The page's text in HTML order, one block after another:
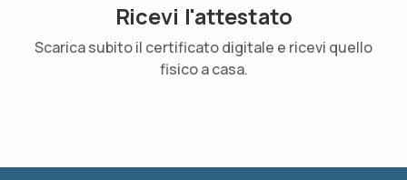
Ricevi l'attestato
Scarica subito il certificato digitale e ricevi quello
fisico a casa.